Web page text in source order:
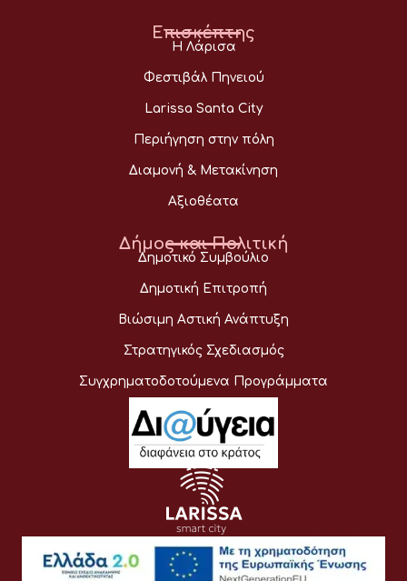
Επισκέπτης
Η Λάρισα
Φεστιβάλ Πηνειού
Larissa Santa City
Περιήγηση στην πόλη
Διαμονή & Μετακίνηση
Αξιοθέατα
Δήμος και Πολιτική
Δημοτικό Συμβούλιο
Δημοτική Επιτροπή
Βιώσιμη Αστική Ανάπτυξη
Στρατηγικός Σχεδιασμός
Συγχρηματοδοτούμενα Προγράμματα